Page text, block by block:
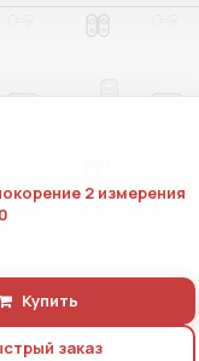
2 измерения
Купить
заказ